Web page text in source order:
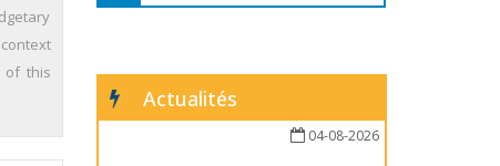
of this
Actualités
04-08-2026